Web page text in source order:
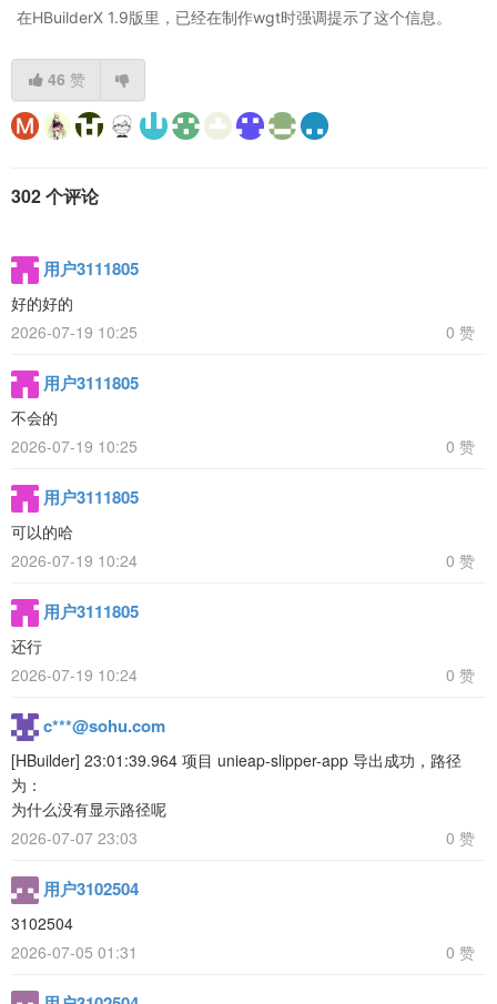
在HBuilderX 1.9版里，已经在制作wgt时强调提示了这个信息。
46 赞
302 个评论
用户3111805
好的好的
2026-07-19 10:25
0 赞
用户3111805
不会的
2026-07-19 10:25
0 赞
用户3111805
可以的哈
2026-07-19 10:24
0 赞
用户3111805
还行
2026-07-19 10:24
0 赞
c***@sohu.com
[HBuilder] 23:01:39.964 项目 unieap-slipper-app 导出成功，路径
为：
为什么没有显示路径呢
2026-07-07 23:03
0 赞
用户3102504
3102504
2026-07-05 01:31
0 赞